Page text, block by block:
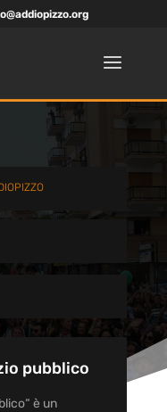
pubblico
è un